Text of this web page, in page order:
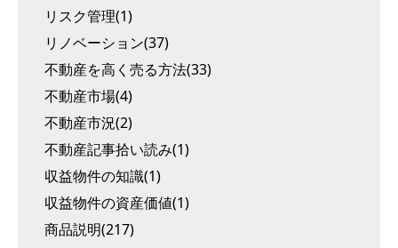
リスク管理(1)
リノベーション(37)
不動産を高く売る方法(33)
不動産市場(4)
不動産市況(2)
不動産記事拾い読み(1)
収益物件の知識(1)
収益物件の資産価値(1)
商品説明(217)